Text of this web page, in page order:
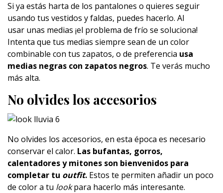
Si ya estás harta de los pantalones o quieres seguir
usando tus vestidos y faldas, puedes hacerlo. Al
usar unas medias ¡el problema de frío se soluciona!
Intenta que tus medias siempre sean de un color
combinable con tus zapatos, o de preferencia usa
medias negras con zapatos negros. Te verás mucho
más alta.
No olvides los accesorios
No olvides los accesorios, en esta época es necesario
conservar el calor. Las bufantas, gorros,
calentadores y mitones son bienvenidos para
completar tu outfit. Estos te permiten añadir un poco
de color a tu lookpara hacerlo más interesante.